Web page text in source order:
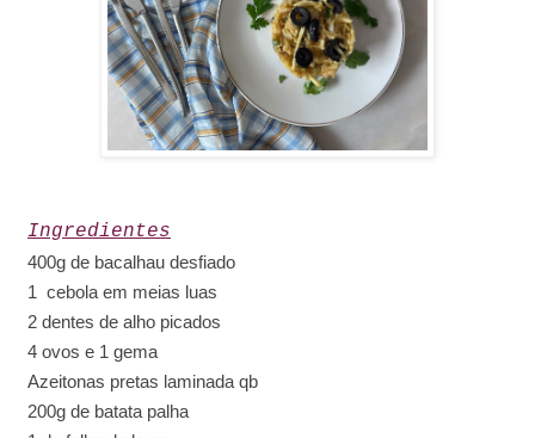
Ingredientes
400g de bacalhau desfiado
1 cebola em meias luas
2 dentes de alho picados
4 ovos e 1 gema
Azeitonas pretas laminada qb
200g de batata palha